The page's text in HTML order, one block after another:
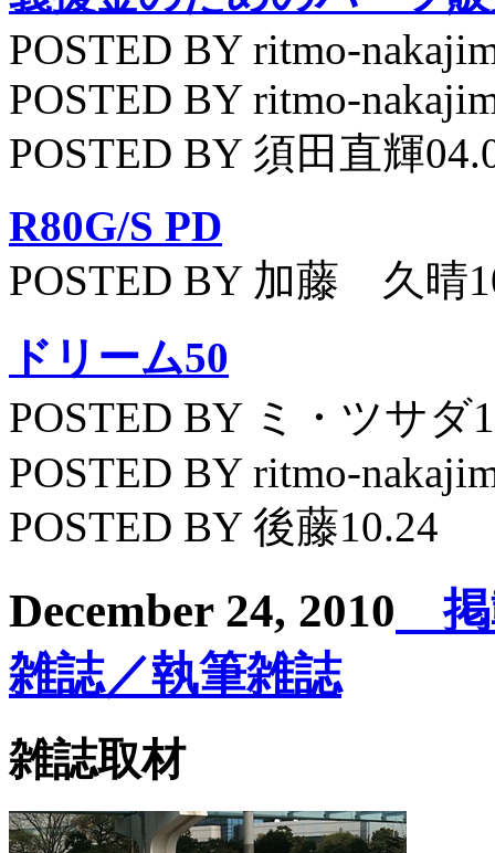
POSTED BY ritmo-
POSTED BY ritmo-
POSTED BY 須田直輝
R80G/S PD
POSTED BY 加藤 久晴
ドリーム50
POSTED BY ミ・ツサダ
POSTED BY ritmo-
POSTED BY 後藤10.24
December 24, 2010 掲
雑誌／執筆雑誌
雑誌取材